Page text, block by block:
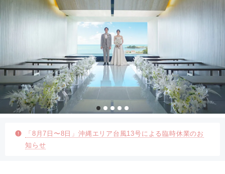
「8月7日〜8日」沖縄エリア台風13号による臨時休業のお
知らせ